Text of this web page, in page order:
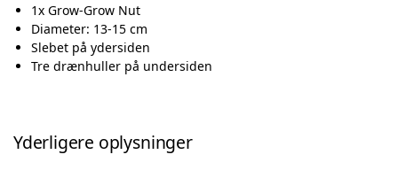
1x Grow-Grow Nut
Diameter: 13-15 cm
Slebet på ydersiden
Tre drænhuller på undersiden
Yderligere oplysninger